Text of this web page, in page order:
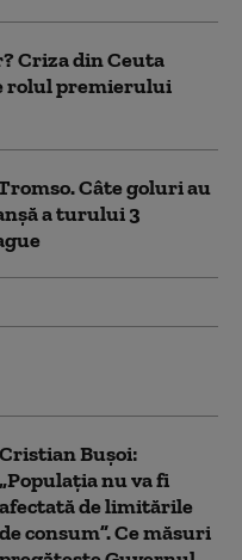
Criza din Ceuta
rolul premierului
Câte goluri au
a turului 3
Cristian Bușoi:
„Populația nu va fi
afectată de limitările
de consum”. Ce măsuri